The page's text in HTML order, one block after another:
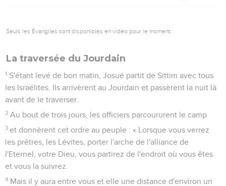
Seuls les Évangiles sont disponibles en vidéo pour le moment.
La traversée du Jourdain
1 S'étant levé de bon matin, Josué partit de Sittim avec tous
les Israélites. Ils arrivèrent au Jourdain et passèrent la nuit là
avant de le traverser.
2 Au bout de trois jours, les officiers parcoururent le camp
3 et donnèrent cet ordre au peuple : « Lorsque vous verrez
les prêtres, les Lévites, porter l'arche de l'alliance de
l'Eternel, votre Dieu, vous partirez de l'endroit où vous êtes
et vous la suivrez.
4 Mais il y aura entre vous et elle une distance d'environ un